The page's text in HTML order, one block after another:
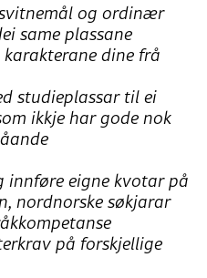
og ordinær
same plassane
dine frå
studieplassar til ei
ikkje har gode nok
innføre eigne kvotar på
nordnorske søkjarar
på forskjellige